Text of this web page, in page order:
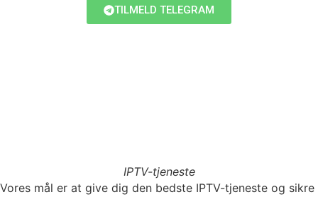
TILMELD TELEGRAM
IPTV-tjeneste
Vores mål er at give dig den bedste IPTV-tjeneste og sikre